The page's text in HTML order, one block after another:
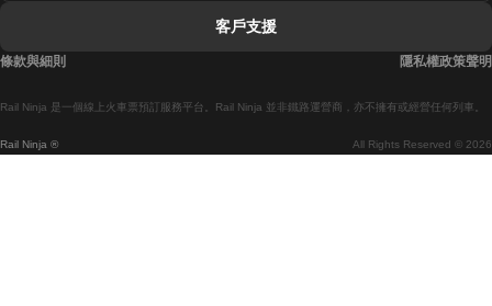
Rail Ninja ® All Rights Reserved © 2026
Rail Ninja 是一個線上火車票預訂服務平台。Rail Ninja 並非鐵路運營商，亦不擁有或經營任何列車。
客戶支援
條款與細則 隱私權政策聲明